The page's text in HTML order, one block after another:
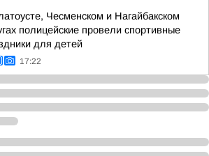
Чесменском и Нагайбакском
полицейские провели спортивные
для детей
17:22